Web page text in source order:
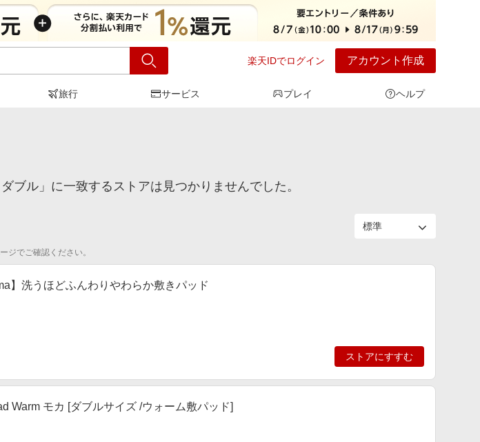
楽天IDでログイン アカウント作成
旅行 サービス プレイ ヘルプ
ブル」に一致するストアは見つかりませんでした。
ジでご確認ください。
】洗うほどふんわりやわらか敷きパッド
ストアにすすむ
Warm モカ [ダブルサイズ /ウォーム敷パッド]